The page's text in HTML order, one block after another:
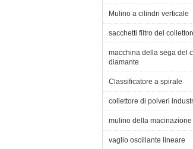
Mulino a cilindri verticale
sacchetti filtro del
macchina della sega del
diamante
Classificatore a spirale
collettore di polveri
mulino della
vaglio oscillante lineare